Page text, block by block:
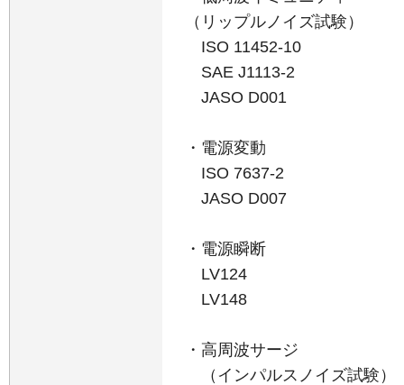
（リップルノイズ試験）
ISO 11452-10
SAE J1113-2
JASO D001
・電源変動
ISO 7637-2
JASO D007
・電源瞬断
LV124
LV148
・高周波サージ
（インパルスノイズ試験）